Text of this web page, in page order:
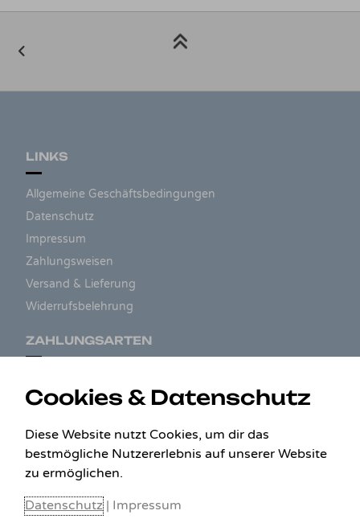
LINKS
Allgemeine Geschäftsbedingungen
Datenschutz
Impressum
Zahlungsweisen
Versand & Lieferung
Widerrufsbelehrung
ZAHLUNGSARTEN
Cookies & Datenschutz
Diese Website nutzt Cookies, um dir das
bestmögliche Nutzererlebnis auf unserer Website
zu ermöglichen.
Datenschutz | Impressum